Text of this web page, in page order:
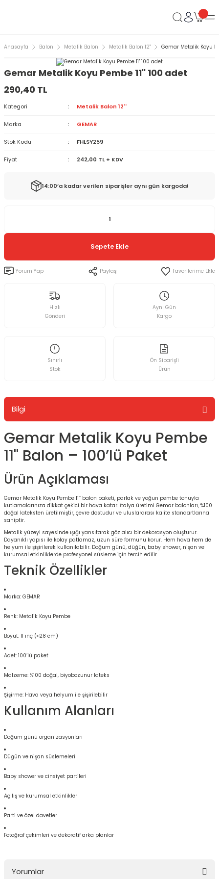
Anasayfa Balon Metalik Balon Metalik Balon 12'' Gemar Metalik Koyu
Gemar Metalik Koyu Pembe 11'' 100 adet
290,40 TL
Kategori Metalik Balon 12''
Marka GEMAR
Stok Kodu FHLSY259
Fiyat 242,00 TL + KDV
14:00’a kadar verilen siparişler aynı gün kargoda!
Sepete Ekle
Yorum Yap Paylaş
Hızlı
Gönderi
Aynı Gün
Kargo
Sınırlı
Stok
Ön Siparişli
Ürün
Bilgi
Gemar Metalik Koyu Pembe
11'' Balon – 100’lü Paket
Ürün Açıklaması
Gemar Metalik Koyu Pembe 11’’ balon paketi, parlak ve yoğun pembe tonuyla
kutlamalarınıza dikkat çekici bir hava katar. İtalya üretimi Gemar balonları, %100
doğal lateksten üretilmiştir, çevre dostudur ve uluslararası kalite standartlarına
sahiptir.
Metalik yüzeyi sayesinde ışığı yansıtarak göz alıcı bir dekorasyon oluşturur.
Dayanıklı yapısı ile kolay patlamaz, uzun süre formunu korur. Hem hava hem de
helyum ile şişirilerek kullanılabilir. Doğum günü, düğün, baby shower, nişan ve
kurumsal etkinliklerde profesyonel süsleme için tercih edilir.
Teknik Özellikler
Marka: GEMAR
Renk: Metalik Koyu Pembe
Boyut: 11 inç (≈28 cm)
Adet: 100’lü paket
Malzeme: %100 doğal, biyobozunur lateks
Şişirme: Hava veya helyum ile şişirilebilir
Kullanım Alanları
Doğum günü organizasyonları
Düğün ve nişan süslemeleri
Baby shower ve cinsiyet partileri
Açılış ve kurumsal etkinlikler
Parti ve özel davetler
Fotoğraf çekimleri ve dekoratif arka planlar
Yorumlar